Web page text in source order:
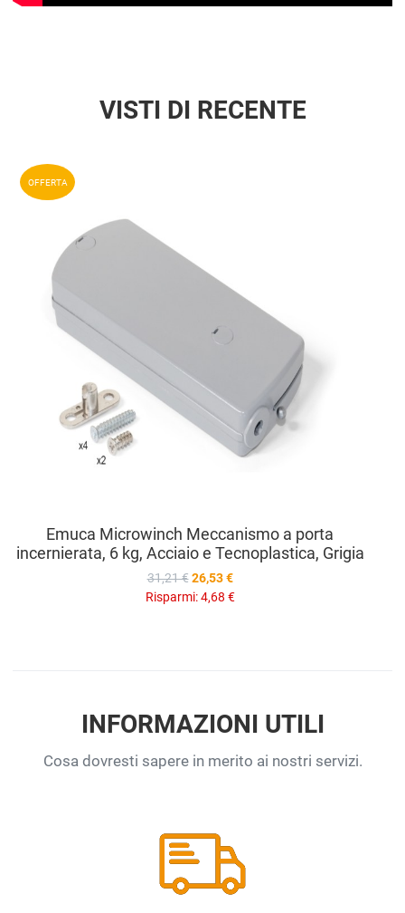
VISTI DI RECENTE
OFFERTA
Emuca Microwinch Meccanismo a porta
incernierata, 6 kg, Acciaio e Tecnoplastica, Grigia
31,21 € 26,53 €
Risparmi:4,68 €
INFORMAZIONI UTILI
Cosa dovresti sapere in merito ai nostri servizi.